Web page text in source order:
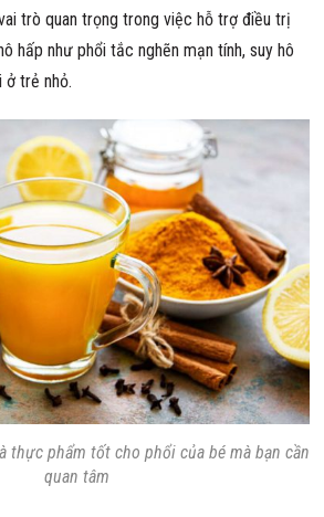
trò quan trọng trong việc hỗ trợ điều trị
hấp như phổi tắc nghẽn mạn tính, suy hô
ở trẻ nhỏ.
thực phẩm tốt cho phổi của bé mà bạn cần
quan tâm